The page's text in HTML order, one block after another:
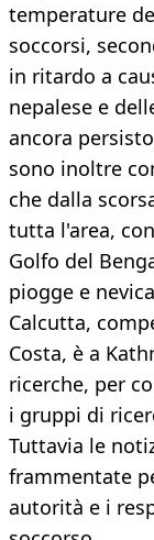
temperature
soccorsi,
in ritardo a
nepalese e
ancora
sono inoltre
che dalla
tutta l'area,
Golfo del
piogge e
Calcutta,
Costa, è a
ricerche, per
i gruppi di
Tuttavia le
frammentate
autorità e i